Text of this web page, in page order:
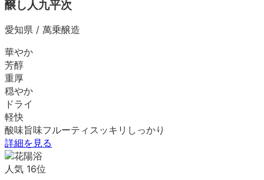
醸し人九平次
愛知県 / 萬乗醸造
華やか
芳醇
重厚
穏やか
ドライ
軽快
酸味旨味フルーティ スッキリ しっかり
詳細を見る
人気 16位